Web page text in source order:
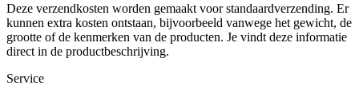
Deze verzendkosten worden gemaakt voor standaardverzending. Er
kunnen extra kosten ontstaan, bijvoorbeeld vanwege het gewicht, de
grootte of de kenmerken van de producten. Je vindt deze informatie
direct in de productbeschrijving.
Service